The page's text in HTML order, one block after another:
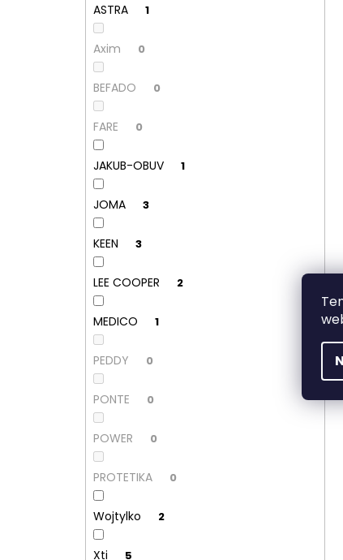
ASTRA 1
Axim 0
BEFADO 0
FARE 0
JAKUB-OBUV 1
JOMA 3
KEEN 3
LEE COOPER 2
MEDICO 1
PEDDY 0
PONTE 0
POWER 0
PROTETIKA 0
Wojtylko 2
Xti 5